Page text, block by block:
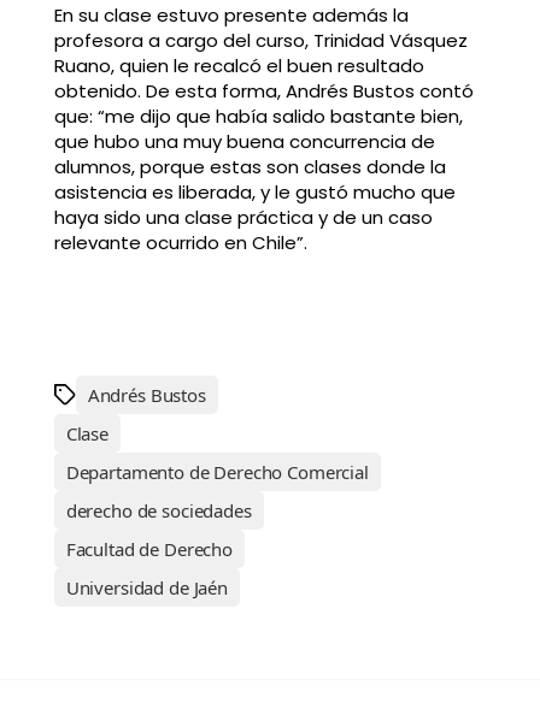
En su clase estuvo presente además la
profesora a cargo del curso, Trinidad Vásquez
Ruano, quien le recalcó el buen resultado
obtenido. De esta forma, Andrés Bustos contó
que: “me dijo que había salido bastante bien,
que hubo una muy buena concurrencia de
alumnos, porque estas son clases donde la
asistencia es liberada, y le gustó mucho que
haya sido una clase práctica y de un caso
relevante ocurrido en Chile”.
Andrés Bustos
Clase
Departamento de Derecho Comercial
derecho de sociedades
Facultad de Derecho
Universidad de Jaén